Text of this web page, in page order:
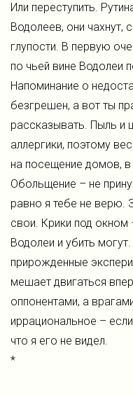
Или переступить.
Водолеев, они чахнут,
глупости. В первую
по чьей вине Водолеи
Напоминание о
безгрешен, а вот ты
рассказывать. Пыль и
аллергики, поэтому
на посещение домов, в
Обольщение – не
равно я тебе не верю.
свои. Крики под
Водолеи и убить
прирожденные
мешает двигаться
оппонентами, а
иррациональное –
что я его не видел.
*